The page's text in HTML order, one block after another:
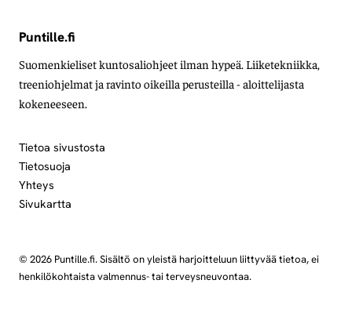
Puntille.fi
Suomenkieliset kuntosaliohjeet ilman hypeä. Liiketekniikka,
treeniohjelmat ja ravinto oikeilla perusteilla - aloittelijasta
kokeneeseen.
Tietoa sivustosta
Tietosuoja
Yhteys
Sivukartta
© 2026 Puntille.fi. Sisältö on yleistä harjoitteluun liittyvää tietoa, ei
henkilökohtaista valmennus- tai terveysneuvontaa.